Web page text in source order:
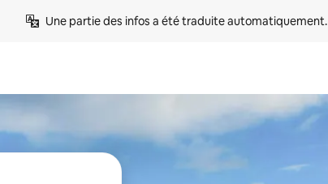
Une partie des infos a été traduite automatiquement.